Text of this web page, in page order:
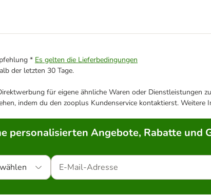
* Es gelten die Lieferbedingungen
der letzten 30 Tage.
für eigene ähnliche Waren oder Dienstleistungen
indem du den zooplus Kundenservice kontaktierst.
personalisierten Angebote, Rabatte und